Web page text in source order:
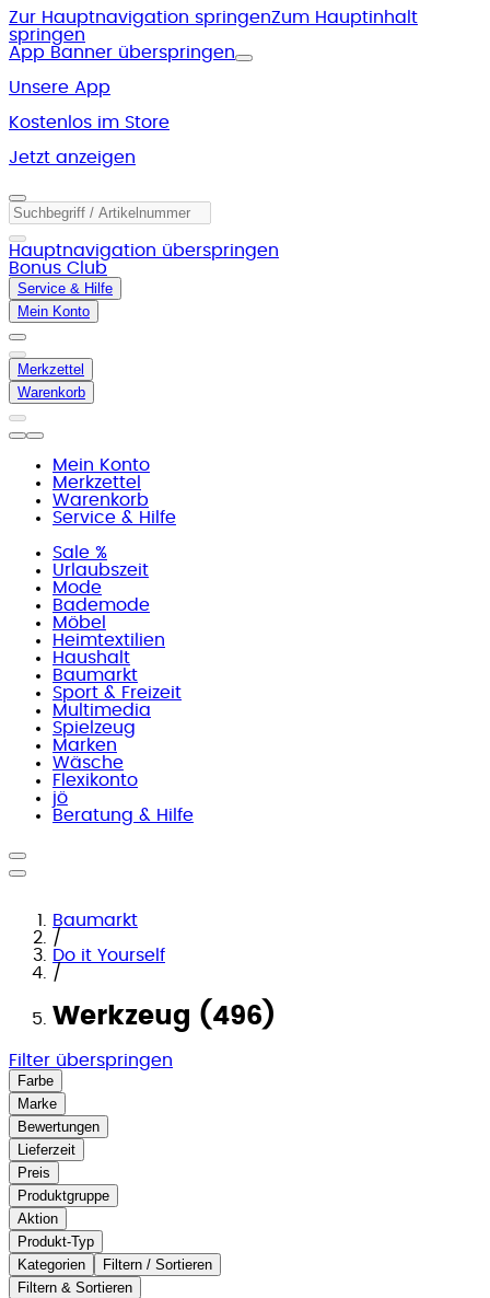
Zur Hauptnavigation springenZum Hauptinhalt
springen
App Banner überspringen
Unsere App
Kostenlos im Store
Jetzt anzeigen
Hauptnavigation überspringen
Bonus Club
Service & Hilfe
Mein Konto
Merkzettel
Warenkorb
Mein Konto
Merkzettel
Warenkorb
Service & Hilfe
Sale %
Urlaubszeit
Mode
Bademode
Möbel
Heimtextilien
Haushalt
Baumarkt
Sport & Freizeit
Multimedia
Spielzeug
Marken
Wäsche
Flexikonto
jö
Beratung & Hilfe
Baumarkt
/
Do it Yourself
/
Werkzeug (496)
Filter überspringen
Farbe
Marke
Bewertungen
Lieferzeit
Preis
Produktgruppe
Aktion
Produkt-Typ
Kategorien
Filtern / Sortieren
Filtern & Sortieren